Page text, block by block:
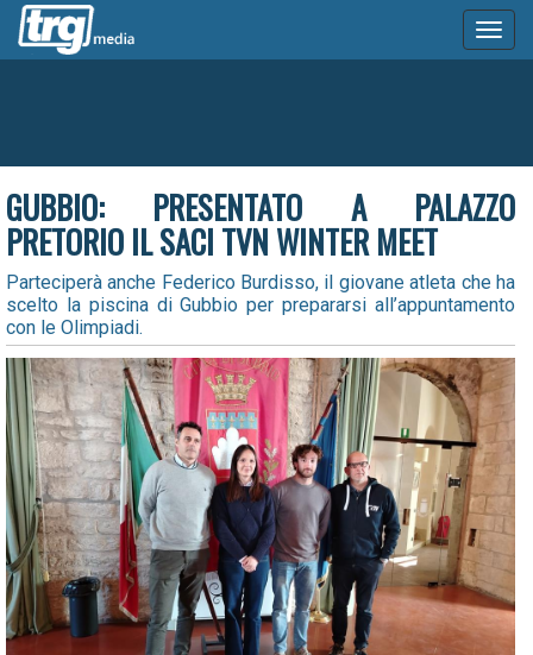
GUBBIO: PRESENTATO A PALAZZO
PRETORIO IL SACI TVN WINTER MEET
Parteciperà anche Federico Burdisso, il giovane atleta che ha
scelto la piscina di Gubbio per prepararsi all’appuntamento
con le Olimpiadi.